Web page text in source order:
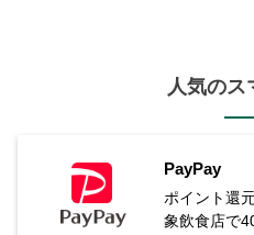
人気のス
PayPay
ポイント還
象飲食店で